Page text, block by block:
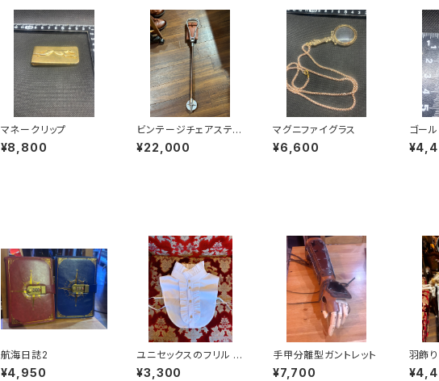
マネークリップ
¥8,800
ビンテージチェアステッ
キ
¥22,000
マグニファイグラス
¥6,600
ゴー
航海日誌2
¥4,950
ユニセックスのフリル ツ
ケエリ
¥3,300
手甲分離型ガントレット
¥7,700
羽飾